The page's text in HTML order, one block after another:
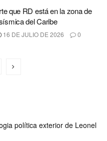
que RD está en la zona de
del Caribe
16 DE JULIO DE 2026 0
política exterior de Leonel